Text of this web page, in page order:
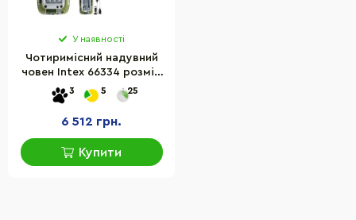
У наявності
Чотиримісний надувний
човен Intex 66334 розмір
351х145х48 см
3 5 25
6 512 грн.
Купити